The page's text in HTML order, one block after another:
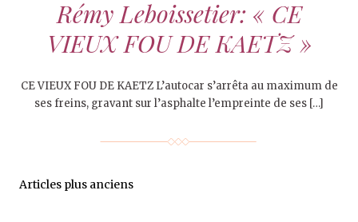
Rémy Leboissetier: « CE
VIEUX FOU DE KAETZ »
CE VIEUX FOU DE KAETZ L’autocar s’arrêta au maximum de
ses freins, gravant sur l’asphalte l’empreinte de ses […]
Articles plus anciens